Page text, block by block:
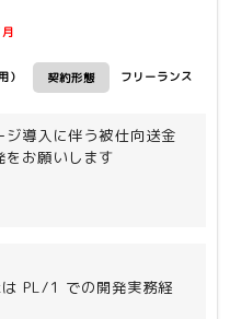
） 契約形態 フリーランス
導入に伴う被仕向送金
をお願いします
め、不明点をすぐに確
環境です。
は PL/1 での開発実務経